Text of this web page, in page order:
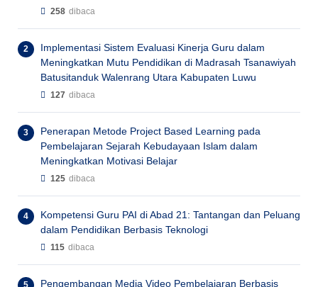
258 dibaca
Implementasi Sistem Evaluasi Kinerja Guru dalam
Meningkatkan Mutu Pendidikan di Madrasah Tsanawiyah
Batusitanduk Walenrang Utara Kabupaten Luwu
127 dibaca
Penerapan Metode Project Based Learning pada
Pembelajaran Sejarah Kebudayaan Islam dalam
Meningkatkan Motivasi Belajar
125 dibaca
Kompetensi Guru PAI di Abad 21: Tantangan dan Peluang
dalam Pendidikan Berbasis Teknologi
115 dibaca
Pengembangan Media Video Pembelajaran Berbasis